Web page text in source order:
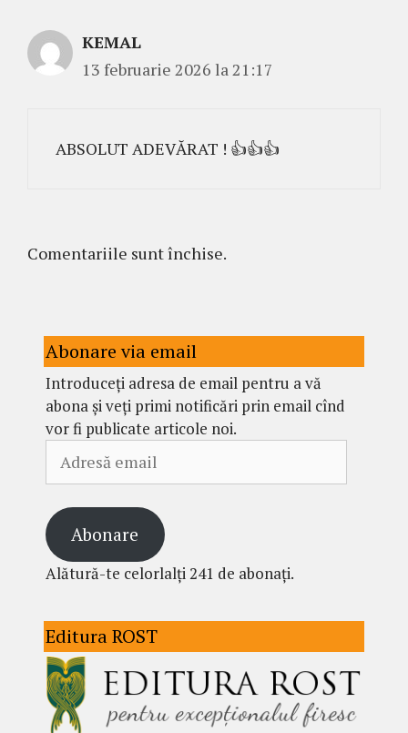
KEMAL
13 februarie 2026 la 21:17
ABSOLUT ADEVĂRAT ! 👍👍👍
Comentariile sunt închise.
Abonare via email
Introduceți adresa de email pentru a vă
abona și veți primi notificări prin email cînd
vor fi publicate articole noi.
email
Abonare
Alătură-te celorlalți 241 de abonați.
Editura ROST